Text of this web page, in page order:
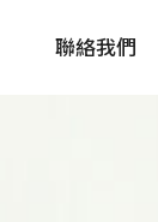
聯絡我們